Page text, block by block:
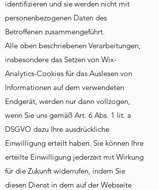
identifizieren und sie werden nicht mit
personenbezogenen Daten des
Betroffenen zusammengeführt.
Alle oben beschriebenen Verarbeitungen,
insbesondere das Setzen von Wix-
Analytics-Cookies für das Auslesen von
Informationen auf dem verwendeten
Endgerät, werden nur dann vollzogen,
wenn Sie uns gemäß Art. 6 Abs. 1 lit. a
DSGVO dazu Ihre ausdrückliche
Einwilligung erteilt haben. Sie können Ihre
erteilte Einwilligung jederzeit mit Wirkung
für die Zukunft widerrufen, indem Sie
diesen Dienst in dem auf der Webseite